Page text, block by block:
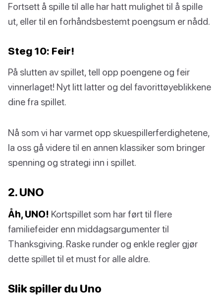
Fortsett å spille til alle har hatt mulighet til å spille
ut, eller til en forhåndsbestemt poengsum er nådd.
Steg 10: Feir!
På slutten av spillet, tell opp poengene og feir
vinnerlaget! Nyt litt latter og del favorittøyeblikkene
dine fra spillet.
Nå som vi har varmet opp skuespillerferdighetene,
la oss gå videre til en annen klassiker som bringer
spenning og strategi inn i spillet.
2. UNO
Åh, UNO! Kortspillet som har ført til flere
familiefeider enn middagsargumenter til
Thanksgiving. Raske runder og enkle regler gjør
dette spillet til et must for alle aldre.
Slik spiller du Uno